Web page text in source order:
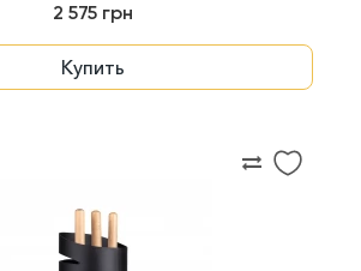
2 575 грн
Купить